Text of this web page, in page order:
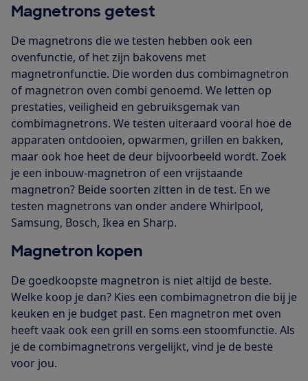
Magnetrons getest
De magnetrons die we testen hebben ook een
ovenfunctie, of het zijn bakovens met
magnetronfunctie. Die worden dus combimagnetron
of magnetron oven combi genoemd. We letten op
prestaties, veiligheid en gebruiksgemak van
combimagnetrons. We testen uiteraard vooral hoe de
apparaten ontdooien, opwarmen, grillen en bakken,
maar ook hoe heet de deur bijvoorbeeld wordt. Zoek
je een inbouw-magnetron of een vrijstaande
magnetron? Beide soorten zitten in de test. En we
testen magnetrons van onder andere Whirlpool,
Samsung, Bosch, Ikea en Sharp.
Magnetron kopen
De goedkoopste magnetron is niet altijd de beste.
Welke koop je dan? Kies een combimagnetron die bij je
keuken en je budget past. Een magnetron met oven
heeft vaak ook een grill en soms een stoomfunctie. Als
je de combimagnetrons vergelijkt, vind je de beste
voor jou.